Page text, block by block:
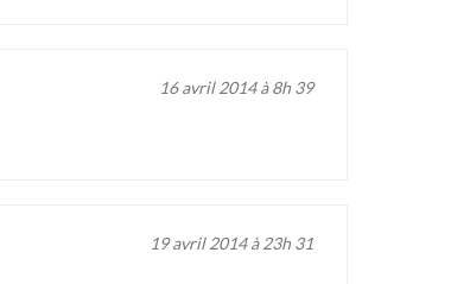
16 avril 2014 à 8h 39
19 avril 2014 à 23h 31